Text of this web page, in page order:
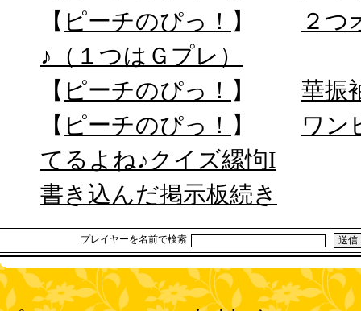
【 ピーチのぴっ！ 】
２つ
♪（１つはＧプレ）
【 ピーチのぴっ！ 】 華振
【 ピーチのぴっ！ 】 ワン
てるよね♪クイズ縲怐I
書き込んだ掲示板続き
プレイヤーを名前で検索